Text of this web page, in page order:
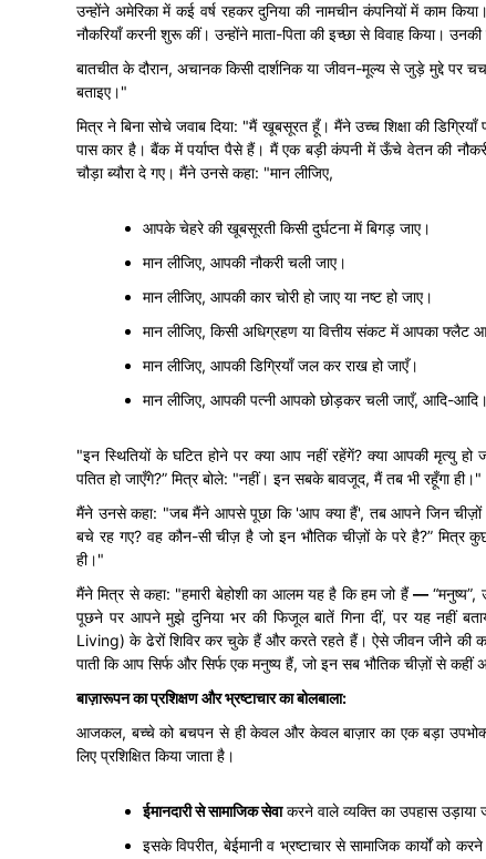
उन्होंने अमेरिका में कई वर्ष रहकर दुनिया की नामचीन कंपनियों में काम
नौकरियाँ करनी शुरू कीं। उन्होंने माता-पिता की इच्छा से विवाह किया।
बातचीत के दौरान, अचानक किसी दार्शनिक या जीवन-मूल्य से जुड़े मुद्दे
बताइए।"
मित्र ने बिना सोचे जवाब दिया: "मैं खूबसूरत हूँ। मैंने उच्च शिक्षा की
पास कार है। बैंक में पर्याप्त पैसे हैं। मैं एक बड़ी कंपनी में ऊँचे वेतन की
चौड़ा ब्यौरा दे गए। मैंने उनसे कहा: "मान लीजिए,
आपके चेहरे की खूबसूरती किसी दुर्घटना में बिगड़ जाए।
मान लीजिए, आपकी नौकरी चली जाए।
मान लीजिए, आपकी कार चोरी हो जाए या नष्ट हो जाए।
मान लीजिए, किसी अधिग्रहण या वित्तीय संकट में आपका फ्लैट
मान लीजिए, आपकी डिग्रियाँ जल कर राख हो जाएँ।
मान लीजिए, आपकी पत्नी आपको छोड़कर चली जाएँ, आदि-
"इन स्थितियों के घटित होने पर क्या आप नहीं रहेंगें? क्या आपकी मृत्यु हो
पतित हो जाएँगे?” मित्र बोले: "नहीं। इन सबके बावजूद, मैं तब भी रहूँगा ही।"
मैंने उनसे कहा: "जब मैंने आपसे पूछा कि 'आप क्या हैं', तब आपने जिन
बचे रह गए? वह कौन-सी चीज़ है जो इन भौतिक चीज़ों के परे है?” मित्र
ही।"
मैंने मित्र से कहा: "हमारी बेहोशी का आलम यह है कि हम जो हैं—
पूछने पर आपने मुझे दुनिया भर की फिजूल बातें गिना दीं, पर यह नहीं
Living) के ढेरों शिविर कर चुके हैं और करते रहते हैं। ऐसे जीवन जीने की
पाती कि आप सिर्फ और सिर्फ एक मनुष्य हैं, जो इन सब भौतिक चीज़ों से कहीं
बाज़ारूपनकाप्रशिक्षणऔरभ्रष्टाचारकाबोलबाला:
आजकल, बच्चे को बचपन से ही केवल और केवल बाज़ार का एक बड़ा
लिए प्रशिक्षित किया जाता है।
ईमानदारीसेसामाजिकसेवाकरने वाले व्यक्ति का उपहास
इसके विपरीत, बेईमानी व भ्रष्टाचार से सामाजिक कार्यों को